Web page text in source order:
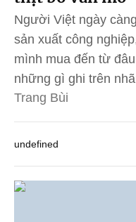
Người Việt ngày
sản xuất công
mình mua đến từ
những gì ghi trên
Trang Bùi
undefined